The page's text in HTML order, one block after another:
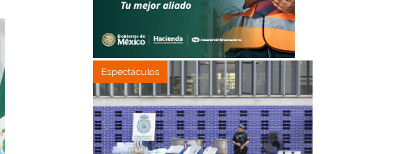
Espectáculos